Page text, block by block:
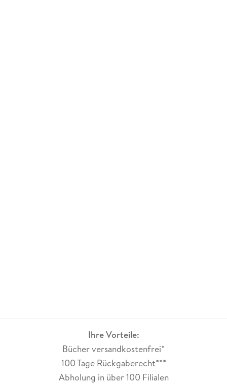
Ihre Vorteile:
Bücher versandkostenfrei*
100 Tage Rückgaberecht***
Abholung in über 100 Filialen